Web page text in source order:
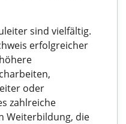
sind vielfältig.
erfolgreicher
oder
zahlreiche
Weiterbildung, die